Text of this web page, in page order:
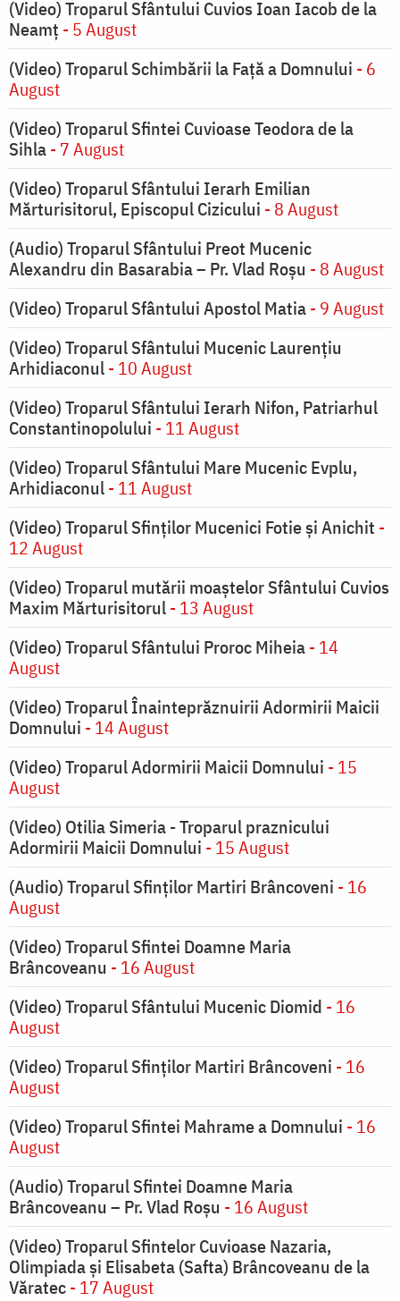
(Video) Troparul Sfântului Cuvios Ioan Iacob de la
Neamț - 5 August
(Video) Troparul Schimbării la Față a Domnului - 6
August
(Video) Troparul Sfintei Cuvioase Teodora de la
Sihla- 7 August
(Video) Troparul Sfântului Ierarh Emilian
Mărturisitorul, Episcopul Cizicului - 8 August
(Audio) Troparul Sfântului Preot Mucenic
Alexandru din Basarabia – Pr. Vlad Roșu - 8 August
(Video) Troparul Sfântului Apostol Matia- 9 August
(Video) Troparul Sfântului Mucenic Laurențiu
Arhidiaconul- 10 August
(Video) Troparul Sfântului Ierarh Nifon, Patriarhul
Constantinopolului - 11 August
(Video) Troparul Sfântului Mare Mucenic Evplu,
Arhidiaconul- 11 August
(Video) Troparul Sfinților Mucenici Fotie și Anichit -
12 August
(Video) Troparul mutării moaștelor Sfântului Cuvios
Maxim Mărturisitorul- 13 August
(Video) Troparul Sfântului Proroc Miheia- 14
August
(Video) Troparul Înainteprăznuirii Adormirii Maicii
Domnului - 14 August
(Video) Troparul Adormirii Maicii Domnului - 15
August
(Video) Otilia Simeria - Troparul praznicului
Adormirii Maicii Domnului - 15 August
(Audio) Troparul Sfinților Martiri Brâncoveni - 16
August
(Video) Troparul Sfintei Doamne Maria
Brâncoveanu - 16 August
(Video) Troparul Sfântului Mucenic Diomid - 16
August
(Video) Troparul Sfinților Martiri Brâncoveni - 16
August
(Video) Troparul Sfintei Mahrame a Domnului - 16
August
(Audio) Troparul Sfintei Doamne Maria
Brâncoveanu – Pr. Vlad Roșu - 16 August
(Video) Troparul Sfintelor Cuvioase Nazaria,
Olimpiada și Elisabeta (Safta) Brâncoveanu de la
Văratec- 17 August